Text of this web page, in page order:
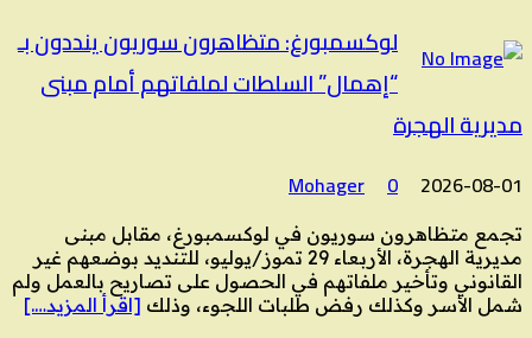
لوكسمبورغ: متظاهرون سوريون ينددون بـ
“إهمال” السلطات لملفاتهم أمام مبنى
مديرية الهجرة
2026-08-01
Mohager 0
تجمع متظاهرون سوريون في لوكسمبورغ، مقابل مبنى
مديرية الهجرة، الأربعاء 29 تموز/يوليو، للتنديد بوضعهم غير
القانوني وتأخير ملفاتهم في الحصول على تصاريح بالعمل ولم
شمل الأسر وكذلك رفض طلبات اللجوء، وذلك [اقرأ المزيد….]